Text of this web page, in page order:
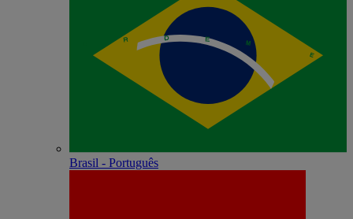
Brasil - Português